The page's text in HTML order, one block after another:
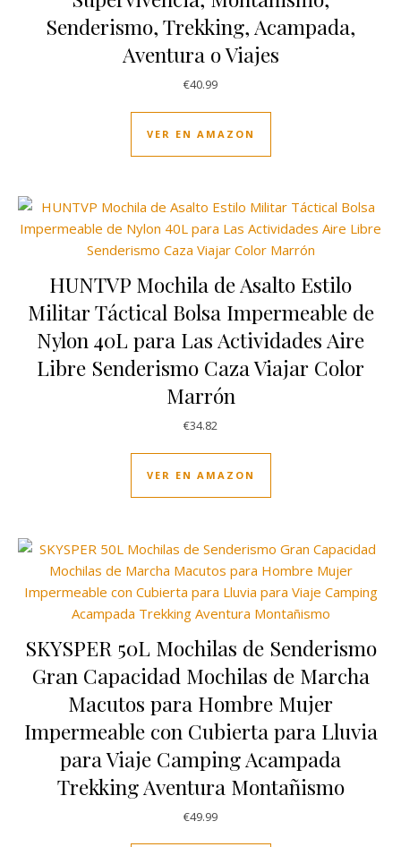
Senderismo, Trekking, Acampada,
Aventura o Viajes
€40.99
VER EN AMAZON
HUNTVP Mochila de Asalto Estilo
Militar Táctical Bolsa Impermeable de
Nylon 40L para Las Actividades Aire
Libre Senderismo Caza Viajar Color
Marrón
€34.82
VER EN AMAZON
SKYSPER 50L Mochilas de Senderismo
Gran Capacidad Mochilas de Marcha
Macutos para Hombre Mujer
Impermeable con Cubierta para Lluvia
para Viaje Camping Acampada
Trekking Aventura Montañismo
€49.99